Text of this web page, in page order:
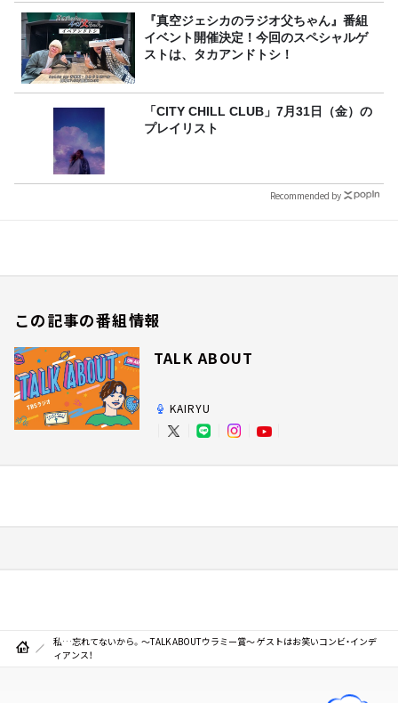
『真空ジェシカのラジオ父ちゃん』番組
イベント開催決定！今回のスペシャルゲ
ストは、タカアンドトシ！
「CITY CHILL CLUB」7月31日（金）の
プレイリスト
Recommended by
この記事の番組情報
TALK ABOUT
KAIRYU
私…忘れてないから。～TALK ABOUTウラミー賞～ ゲストはお笑いコンビ・インデ
ィアンス！